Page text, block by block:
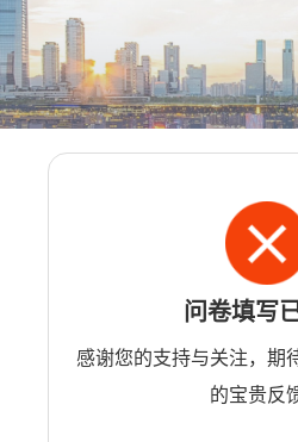
问卷填写
感谢您的支持与关注，期
的宝贵反